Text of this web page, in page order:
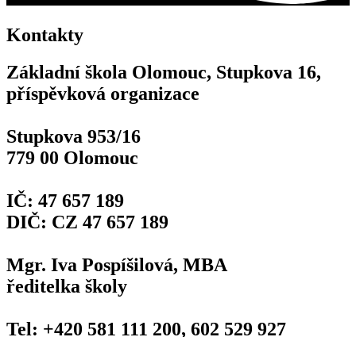
Kontakty
Základní škola Olomouc, Stupkova 16,
příspěvková organizace
Stupkova 953/16
779 00 Olomouc
IČ: 47 657 189
DIČ: CZ 47 657 189
Mgr. Iva Pospíšilová, MBA
ředitelka školy
Tel: +420 581 111 200, 602 529 927